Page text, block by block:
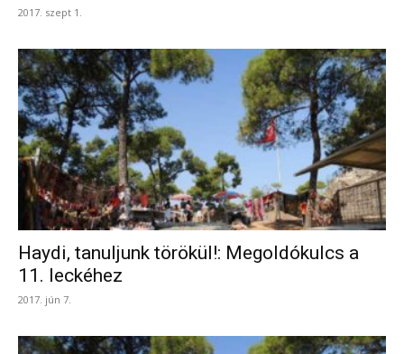
2017. szept 1.
Haydi, tanuljunk törökül!: Megoldókulcs a
11. leckéhez
2017. jún 7.